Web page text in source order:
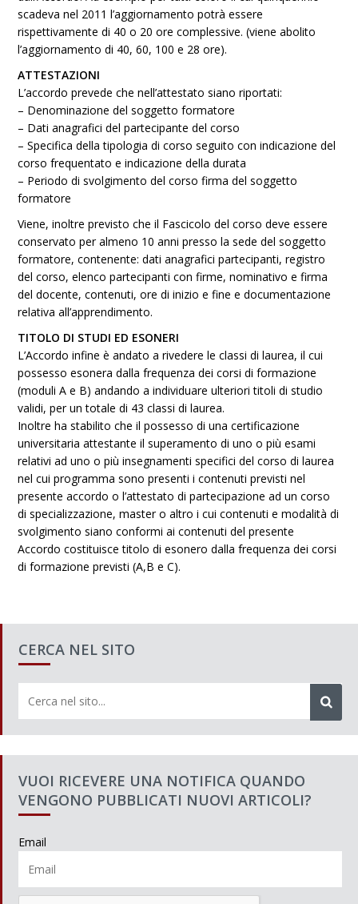
scadeva nel 2011 l’aggiornamento potrà essere
rispettivamente di 40 o 20 ore complessive. (viene abolito
l’aggiornamento di 40, 60, 100 e 28 ore).
ATTESTAZIONI
L’accordo prevede che nell’attestato siano riportati:
– Denominazione del soggetto formatore
– Dati anagrafici del partecipante del corso
– Specifica della tipologia di corso seguito con indicazione del
corso frequentato e indicazione della durata
– Periodo di svolgimento del corso firma del soggetto
formatore
Viene, inoltre previsto che il Fascicolo del corso deve essere
conservato per almeno 10 anni presso la sede del soggetto
formatore, contenente: dati anagrafici partecipanti, registro
del corso, elenco partecipanti con firme, nominativo e firma
del docente, contenuti, ore di inizio e fine e documentazione
relativa all’apprendimento.
TITOLO DI STUDI ED ESONERI
L’Accordo infine è andato a rivedere le classi di laurea, il cui
possesso esonera dalla frequenza dei corsi di formazione
(moduli A e B) andando a individuare ulteriori titoli di studio
validi, per un totale di 43 classi di laurea.
Inoltre ha stabilito che il possesso di una certificazione
universitaria attestante il superamento di uno o più esami
relativi ad uno o più insegnamenti specifici del corso di laurea
nel cui programma sono presenti i contenuti previsti nel
presente accordo o l’attestato di partecipazione ad un corso
di specializzazione, master o altro i cui contenuti e modalità di
svolgimento siano conformi ai contenuti del presente
Accordo costituisce titolo di esonero dalla frequenza dei corsi
di formazione previsti (A,B e C).
CERCA NEL SITO
VUOI RICEVERE UNA NOTIFICA QUANDO
VENGONO PUBBLICATI NUOVI ARTICOLI?
Email